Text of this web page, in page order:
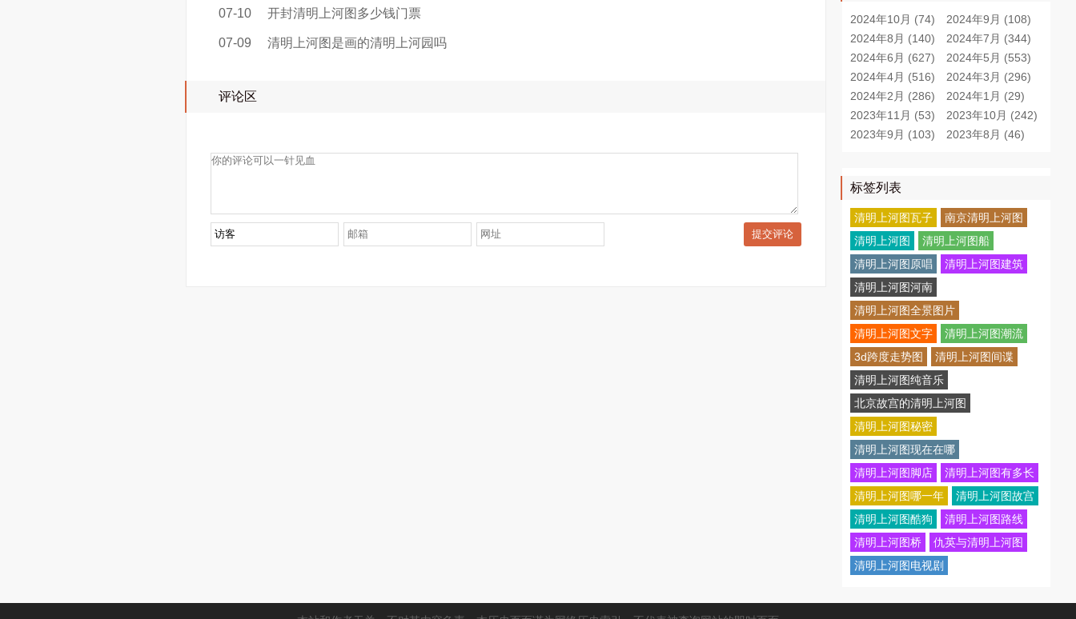
07-10 开封清明上河图多少钱门票
07-09 清明上河图是画的清明上河园吗
评论区
提交评论
2024年10月 (74)
2024年9月 (108)
2024年8月 (140)
2024年7月 (344)
2024年6月 (627)
2024年5月 (553)
2024年4月 (516)
2024年3月 (296)
2024年2月 (286)
2024年1月 (29)
2023年11月 (53)
2023年10月 (242)
2023年9月 (103)
2023年8月 (46)
标签列表
清明上河图瓦子
南京清明上河图
清明上河图
清明上河图船
清明上河图原唱
清明上河图建筑
清明上河图河南
清明上河图全景图片
清明上河图文字
清明上河图潮流
3d跨度走势图
清明上河图间谍
清明上河图纯音乐
北京故宫的清明上河图
清明上河图秘密
清明上河图现在在哪
清明上河图脚店
清明上河图有多长
清明上河图哪一年
清明上河图故宫
清明上河图酷狗
清明上河图路线
清明上河图桥
仇英与清明上河图
清明上河图电视剧